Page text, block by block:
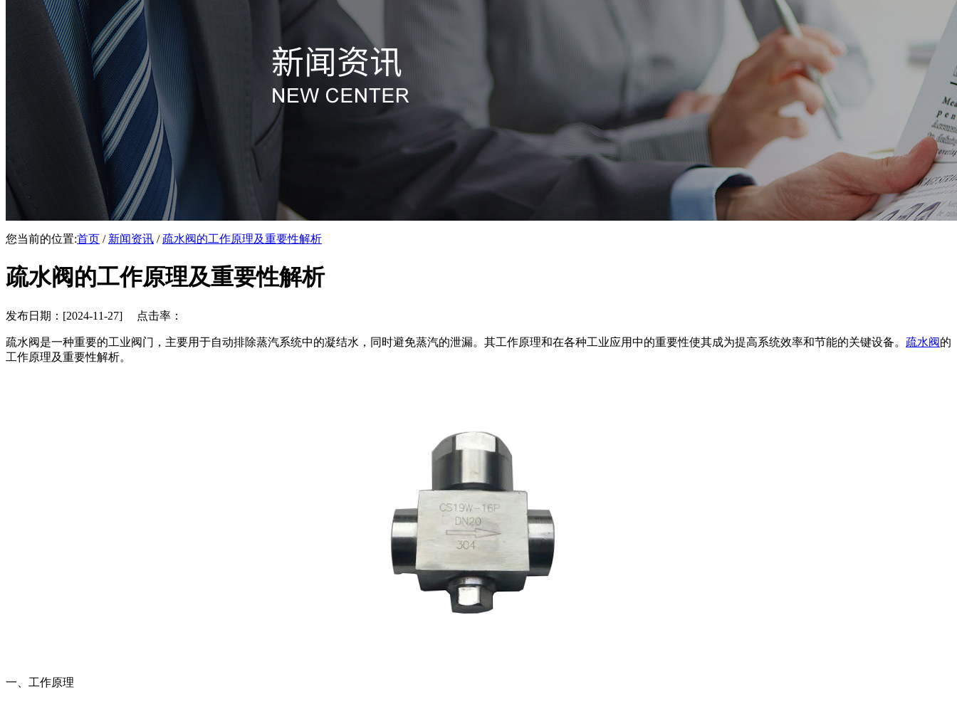
您当前的位置:首页 / 新闻资讯 /疏水阀的工作原理及重要性解析
疏水阀的工作原理及重要性解析
发布日期：[2024-11-27] 点击率：
疏水阀是一种重要的工业阀门，主要用于自动排除蒸汽系统中的凝结水，同时避免蒸汽的泄漏。其工作原理和在各种工业应用中的重要性使其成为提高系统效率和节能的关键设备。 疏水阀的
工作原理及重要性解析。
一、工作原理